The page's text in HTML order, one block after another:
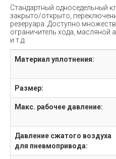
Стандартный односедельный
закрыто/открыто,
резеруара. Доступно
ограничитель хода, масляной
и т.д.
Материал уплотнения:
Размер:
Макс. рабочее давление:
Давление сжатого воздуха
для пневмопривода: